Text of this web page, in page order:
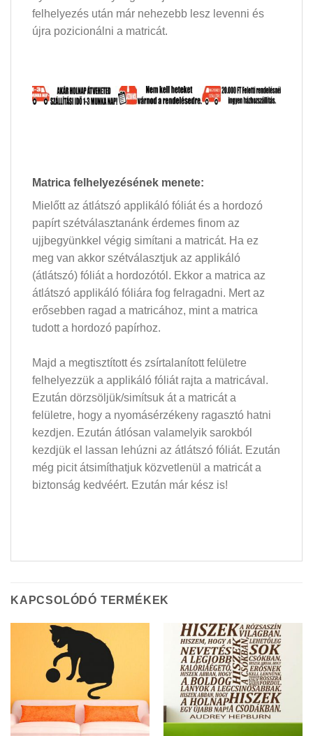
felhelyezés után már nehezebb lesz levenni és
újra pozicionálni a matricát.
Matrica felhelyezésének menete:
Mielőtt az átlátszó applikáló fóliát és a hordozó
papírt szétválasztanánk érdemes finom az
ujjbegyünkkel végig simítani a matricát. Ha ez
meg van akkor szétválasztjuk az applikáló
(átlátszó) fóliát a hordozótól. Ekkor a matrica az
átlátszó applikáló fóliára fog felragadni. Mert az
erősebben ragad a matricához, mint a matrica
tudott a hordozó papírhoz.
Majd a megtisztított és zsírtalanított felületre
felhelyezzük a applikáló fóliát rajta a matricával.
Ezután dörzsöljük/simítsuk át a matricát a
felületre, hogy a nyomásérzékeny ragasztó hatni
kezdjen. Ezután átlósan valamelyik sarokból
kezdjük el lassan lehúzni az átlátszó fóliát. Ezután
még picit átsimíthatjuk közvetlenül a matricát a
biztonság kedvéért. Ezután már kész is!
KAPCSOLÓDÓ TERMÉKEK